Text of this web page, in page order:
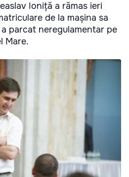
Ioniță a rămas ieri
de la mașina sa
parcat neregulamentar pe
Mare.